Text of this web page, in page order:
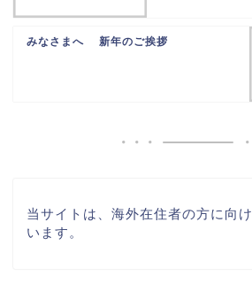
みなさまへ 新年のご挨拶
当サイトは、海外在住者の方に向
います。